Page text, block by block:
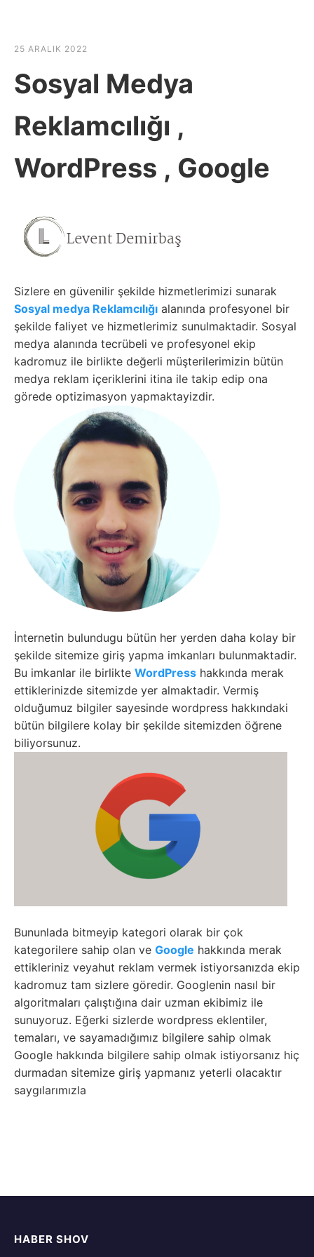
25 ARALIK 2022
Sosyal Medya
Reklamcılığı ,
WordPress , Google
Sizlere en güvenilir şekilde hizmetlerimizi sunarak
Sosyal medya Reklamcılığı alanında profesyonel bir
şekilde faliyet ve hizmetlerimiz sunulmaktadir. Sosyal
medya alanında tecrübeli ve profesyonel ekip
kadromuz ile birlikte değerli müşterilerimizin bütün
medya reklam içeriklerini itina ile takip edip ona
görede optizimasyon yapmaktayizdir.
İnternetin bulundugu bütün her yerden daha kolay bir
şekilde sitemize giriş yapma imkanları bulunmaktadir.
Bu imkanlar ile birlikte WordPress hakkında merak
ettiklerinizde sitemizde yer almaktadir. Vermiş
olduğumuz bilgiler sayesinde wordpress hakkındaki
bütün bilgilere kolay bir şekilde sitemizden öğrene
biliyorsunuz.
Bununlada bitmeyip kategori olarak bir çok
kategorilere sahip olan ve Google hakkında merak
ettikleriniz veyahut reklam vermek istiyorsanızda ekip
kadromuz tam sizlere göredir. Googlenin nasıl bir
algoritmaları çalıştığına dair uzman ekibimiz ile
sunuyoruz. Eğerki sizlerde wordpress eklentiler,
temaları, ve sayamadığımız bilgilere sahip olmak
Google hakkında bilgilere sahip olmak istiyorsanız hiç
durmadan sitemize giriş yapmanız yeterli olacaktır
saygılarımızla
HABER SHOV